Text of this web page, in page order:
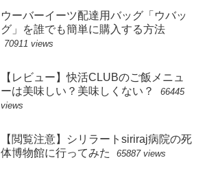
ウーバーイーツ配達用バッグ「ウバッ
グ」を誰でも簡単に購入する方法
70911 views
【レビュー】快活CLUBのご飯メニュ
ーは美味しい？美味しくない？
66445
views
【閲覧注意】シリラートsiriraj病院の死
体博物館に行ってみた
65887 views